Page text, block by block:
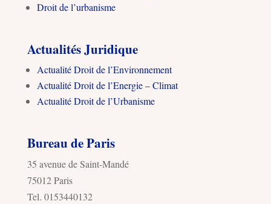
Droit de l’urbanisme
Actualités Juridique
Actualité Droit de l’Environnement
Actualité Droit de l’Energie – Climat
Actualité Droit de l’Urbanisme
Bureau de Paris
35 avenue de Saint-Mandé
75012 Paris
Tel. 0153440132